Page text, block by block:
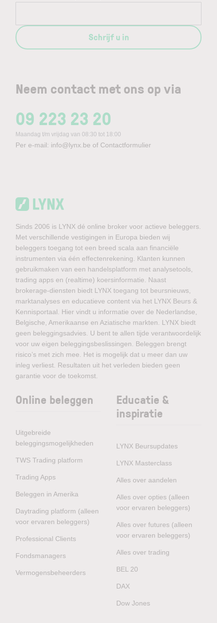
Neem contact met ons op via
09 223 23 20
Maandag t/m vrijdag van 08:30 tot 18:00
Per e-mail: info@lynx.be of Contactformulier
Schrijf u in
Sinds 2006 is LYNX dé online broker voor actieve beleggers.
Met verschillende vestigingen in Europa bieden wij
beleggers toegang tot een breed scala aan financiële
instrumenten via één effectenrekening. Klanten kunnen
gebruikmaken van een handelsplatform met analysetools,
trading apps en (realtime) koersinformatie. Naast
brokerage-diensten biedt LYNX toegang tot beursnieuws,
marktanalyses en educatieve content via het LYNX Beurs &
Kennisportaal. Hier vindt u informatie over de Nederlandse,
Belgische, Amerikaanse en Aziatische markten. LYNX biedt
geen beleggingsadvies. U bent te allen tijde verantwoordelijk
voor uw eigen beleggingsbeslissingen. Beleggen brengt
risico’s met zich mee. Het is mogelijk dat u meer dan uw
inleg verliest. Resultaten uit het verleden bieden geen
garantie voor de toekomst.
Online beleggen
Uitgebreide
beleggingsmogelijkheden
TWS Trading platform
Trading Apps
Beleggen in Amerika
Daytrading platform (alleen
voor ervaren beleggers)
Professional Clients
Fondsmanagers
Vermogensbeheerders
Educatie &
inspiratie
LYNX Beursupdates
LYNX Masterclass
Alles over aandelen
Alles over opties (alleen
voor ervaren beleggers)
Alles over futures (alleen
voor ervaren beleggers)
Alles over trading
BEL 20
DAX
Dow Jones